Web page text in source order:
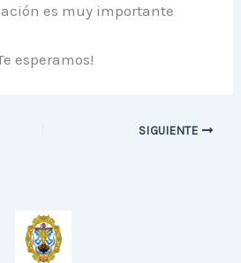
es muy importante
esperamos!
SIGUIENTE